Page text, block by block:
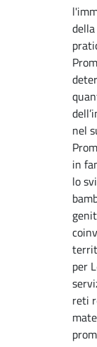
nel
in
lo
per
reti